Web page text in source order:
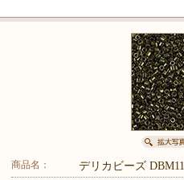
商品名： デリカビーズ DBM11